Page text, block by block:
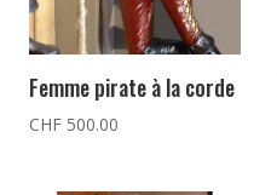
Femme pirate à la corde
CHF 500.00